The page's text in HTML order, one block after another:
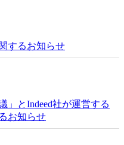
するお知らせ
」とIndeed社が運営する
お知らせ